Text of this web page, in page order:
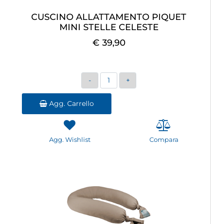
CUSCINO ALLATTAMENTO PIQUET
MINI STELLE CELESTE
€ 39,90
Quantità
Agg. Carrello
Agg. Wishlist Compara